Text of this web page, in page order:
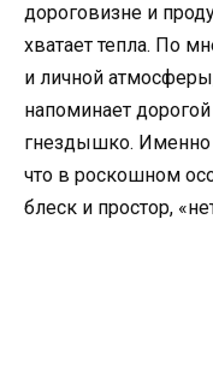
дороговизне и
хватает тепла. По
и личной
напоминает
гнездышко. Именно
что в роскошном
блеск и простор,